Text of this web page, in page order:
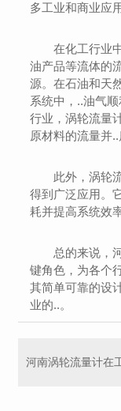
多工业和商业应
在化工行业
油产品等流体的
源。在石油和天
系统中，..油气
行业，涡轮流量
原材料的流量并..
此外，涡轮
得到广泛应用。
耗并提高系统效
总的来说，
键角色，为各个
其简单可靠的设
业的..。